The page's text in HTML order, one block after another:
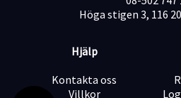
Vem söker vi?
Vi söker dig som är noggrann,
trivs med strukturerat arbete.
har ett öga för detaljer och
Höga stigen 3, 116
Hjälp
Kontakta oss
Villkor